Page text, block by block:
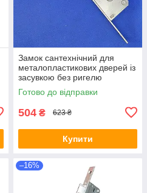
Замок сантехнічний для
металопластикових дверей із
засувкою без ригелю
(D25/90) VORNE WC
V.7314.0103
Готово до відправки
504 ₴ 623 ₴
Купити
–16%